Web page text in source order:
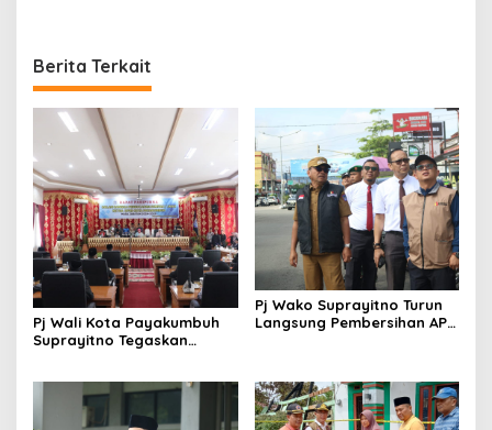
Berita Terkait
Pj Wali Kota Payakumbuh
Suprayitno Tegaskan
Dalam Mendukung
Pembangunan Daerah
Pj Wako Suprayitno Turun
Langsung Pembersihan APK